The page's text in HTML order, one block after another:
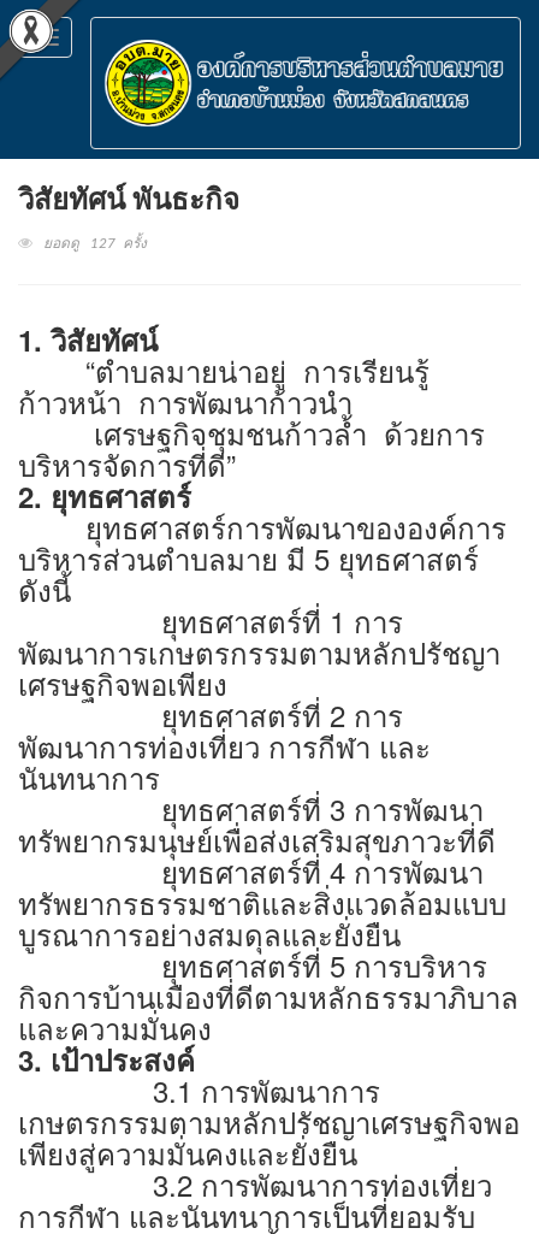
Toggle
navigation
วิสัยทัศน์ พันธะกิจ
ยอดดู 127 ครั้ง
1. วิสัยทัศน์
“ตำบลมายน่าอยู่ การเรียนรู้
ก้าวหน้า การพัฒนาก้าวนำ
เศรษฐกิจชุมชนก้าวล้ำ ด้วยการ
บริหารจัดการที่ดี”
2. ยุทธศาสตร์
ยุทธศาสตร์การพัฒนาขององค์การ
บริหารส่วนตำบลมาย มี 5 ยุทธศาสตร์
ดังนี้
ยุทธศาสตร์ที่ 1 การ
พัฒนาการเกษตรกรรมตามหลักปรัชญา
เศรษฐกิจพอเพียง
ยุทธศาสตร์ที่ 2 การ
พัฒนาการท่องเที่ยว การกีฬา และ
นันทนาการ
ยุทธศาสตร์ที่ 3 การพัฒนา
ทรัพยากรมนุษย์เพื่อส่งเสริมสุขภาวะที่ดี
ยุทธศาสตร์ที่ 4 การพัฒนา
ทรัพยากรธรรมชาติและสิ่งแวดล้อมแบบ
บูรณาการอย่างสมดุลและยั่งยืน
ยุทธศาสตร์ที่ 5 การบริหาร
กิจการบ้านเมืองที่ดีตามหลักธรรมาภิบาล
และความมั่นคง
3. เป้าประสงค์
3.1 การพัฒนาการ
เกษตรกรรมตามหลักปรัชญาเศรษฐกิจพอ
เพียงสู่ความมั่นคงและยั่งยืน
3.2 การพัฒนาการท่องเที่ยว
การกีฬา และนันทนาการเป็นที่ยอมรับ